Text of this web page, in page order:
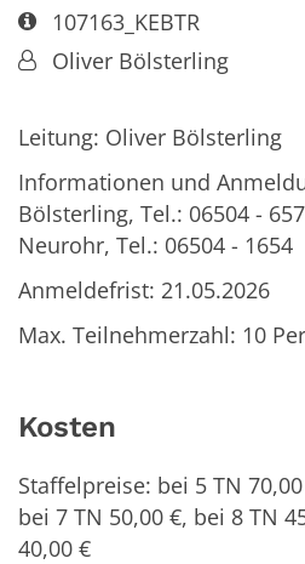
Art bzw. Nummer:
107163_KEBTR
Von:Oliver Bölsterling
Leitung: Oliver Bölsterling
Informationen und
Bölsterling, Tel.: 06504 -
Neurohr, Tel.: 06504 - 1654
Anmeldefrist: 21.05.2026
Max. Teilnehmerzahl: 10
Kosten
Staffelpreise: bei 5 TN
bei 7 TN 50,00 €, bei 8 TN
40,00 €